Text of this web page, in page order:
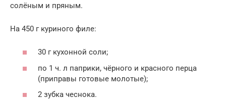
солёным и пряным.
На 450 г куриного филе:
30 г кухонной соли;
по 1 ч. л паприки, чёрного и красного перца
(приправы готовые молотые);
2 зубка чеснока.